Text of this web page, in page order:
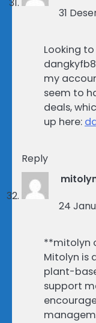
31
Looking to
my
seem to
deals,
up here:
Reply
24
**mitolyn
Mitolyn is
plant-
support